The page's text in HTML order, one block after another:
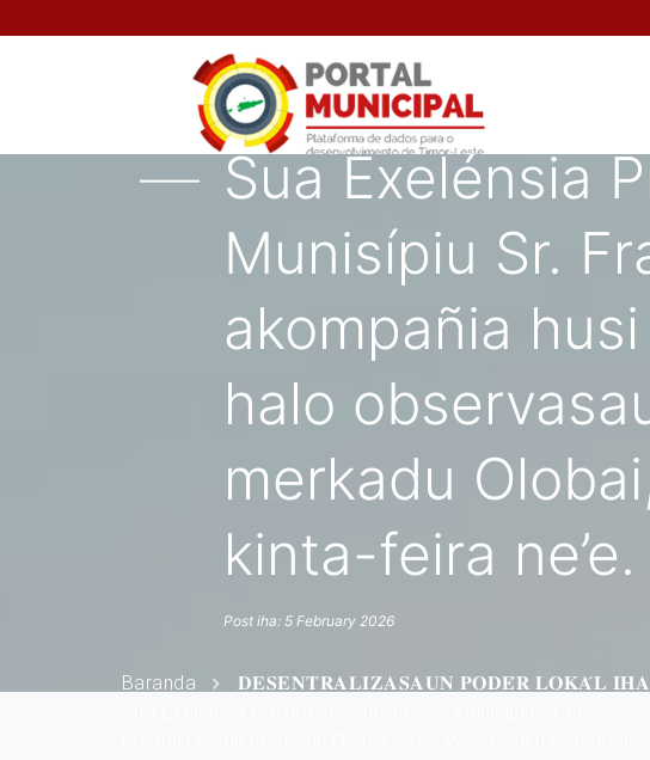
Sua Exelénsia
Munisípiu Sr.
akompañia
halo
merkadu
kinta-feira ne’e.
Post iha: 5 February 2026
Baranda
𝐃𝐄𝐒𝐄𝐍𝐓𝐑𝐀𝐋𝐈𝐙𝐀𝐒𝐀𝐔𝐍 𝐏𝐎𝐃𝐄́𝐑 𝐋𝐎𝐊𝐀́𝐋